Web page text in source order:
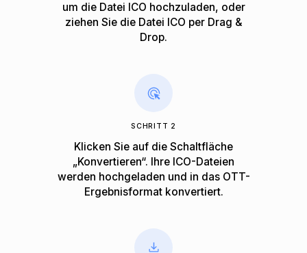
um die Datei ICO hochzuladen, oder
ziehen Sie die Datei ICO per Drag &
Drop.
SCHRITT 2
Klicken Sie auf die Schaltfläche
„Konvertieren“. Ihre ICO-Dateien
werden hochgeladen und in das OTT-
Ergebnisformat konvertiert.